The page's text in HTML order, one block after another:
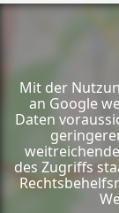
Mit der
an Google
Daten
des Zugriffs